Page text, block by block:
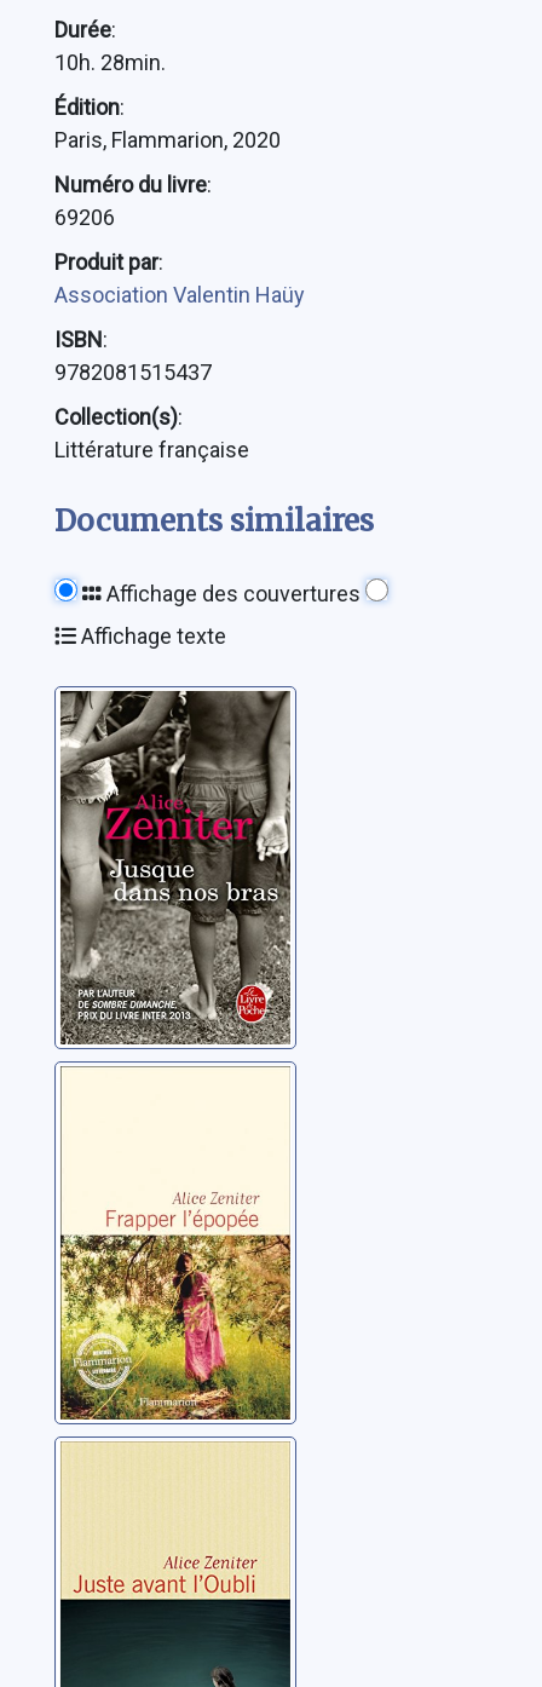
Durée:
10h. 28min.
Édition:
Paris, Flammarion, 2020
Numéro du livre:
69206
Produit par:
Association Valentin Haüy
ISBN:
9782081515437
Collection(s):
Littérature française
Documents similaires
Affichage des couvertures
Affichage texte
Jusque dans nos
bras
Zeniter, Alice